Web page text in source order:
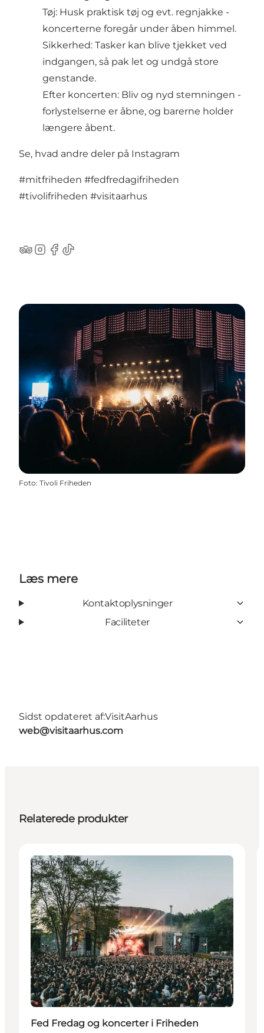
Tøj: Husk praktisk tøj og evt. regnjakke -
koncerterne foregår under åben himmel.
Sikkerhed: Tasker kan blive tjekket ved
indgangen, så pak let og undgå store
genstande.
Efter koncerten: Bliv og nyd stemningen -
forlystelserne er åbne, og barerne holder
længere åbent.
Se, hvad andre deler på Instagram
#mitfriheden #fedfredagifriheden
#tivolifriheden #visitaarhus
TripAdvisor
Instagram
Facebook
TikTok
Foto: Tivoli Friheden
Læs mere
Kontaktoplysninger
Faciliteter
Sidst opdateret af:VisitAarhus
web@visitaarhus.com
Relaterede produkter
Begivenheder
Fed Fredag og koncerter i Friheden